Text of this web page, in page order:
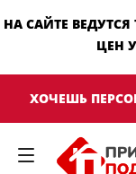
НА САЙТЕ
ЦЕН
ХОЧЕШЬ